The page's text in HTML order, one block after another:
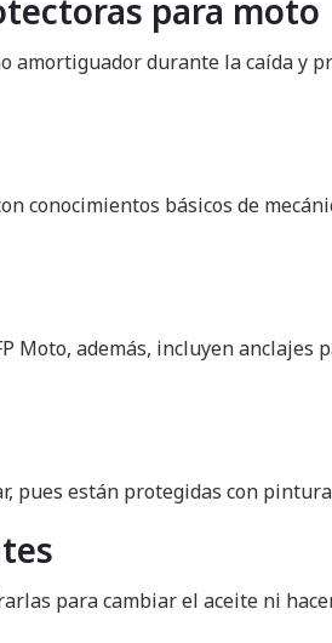
para moto
durante la caída y
conocimientos básicos de
Moto, además, incluyen
pues están protegidas con
para cambiar el aceite ni